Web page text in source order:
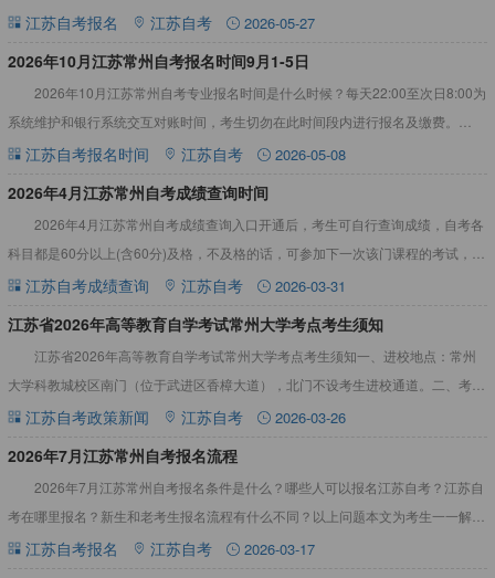
7月江苏常州自考报名入口2026年7月
江苏自考报名 江苏自考 2026-05-27
​2026年10月江苏常州自考报名时间9月1-5日
2026年10月江苏常州自考专业报名时间是什么时候？每天22:00至次日8:00为
系统维护和银行系统交互对账时间，考生切勿在此时间段内进行报名及缴费。
2026年10月江苏常州自考报名时间9月1-5日2
江苏自考报名时间 江苏自考 2026-05-08
​2026年4月江苏常州自考成绩查询时间
2026年4月江苏常州自考成绩查询入口开通后，考生可自行查询成绩，自考各
科目都是60分以上(含60分)及格，不及格的话，可参加下一次该门课程的考试，不
限制参加考试的次数。2026年4月江苏常州自考成绩
江苏自考成绩查询 江苏自考 2026-03-31
江苏省2026年高等教育自学考试常州大学考点考生须知
江苏省2026年高等教育自学考试常州大学考点考生须知一、进校地点：常州
大学科教城校区南门（位于武进区香樟大道），北门不设考生进校通道。二、考生
进校时间： 上午07:30
江苏自考政策新闻 江苏自考 2026-03-26
2026年7月江苏常州自考报名流程
2026年7月江苏常州自考报名条件是什么？哪些人可以报名江苏自考？江苏自
考在哪里报名？新生和老考生报名流程有什么不同？以上问题本文为考生一一解
答。2026年7月江苏常州自考报名条件（1）凡是中华人民共
江苏自考报名 江苏自考 2026-03-17